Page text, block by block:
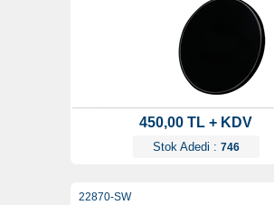
450,00 TL + KDV
Stok Adedi : 746
22870-SW